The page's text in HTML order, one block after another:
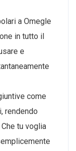
a Omegle
in tutto il
e
come
rendendo
tu voglia